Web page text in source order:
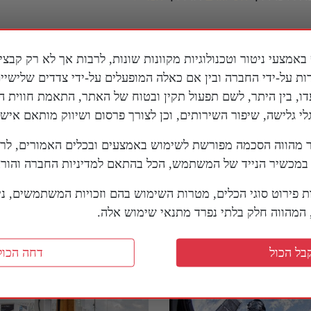
ה"אחים המוסלמים"
7 באוגוסט 2026
של טראמפ מול איראן:
שחמט בזמן שכולם
דמקה"
על-ידי החברה ובין אם כאלה המופעלים על-ידי צדדים
בין היתר, לשם תפעול תקין ובטוח של האתר, התאמת חווית
גלישה, שיפור השירותים, וכן לצורך פרסום ושיווק מותאם
הסכמה מפורשת לשימוש באמצעים ובכלים האמורים,
הנייד של המשתמש, הכל בהתאם למדיניות החברה
פירוט סוגי הכלים, מטרות השימוש בהם וזכויות המשתמשים,
חלק בלתי נפרד מתנאי שימוש אלה.
דחה הכול